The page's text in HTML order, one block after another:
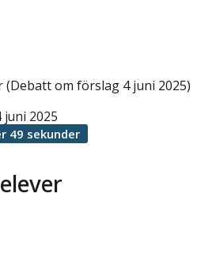
(Debatt om förslag 4 juni 2025)
juni 2025
49 sekunder